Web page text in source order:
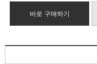
바로 구매하기